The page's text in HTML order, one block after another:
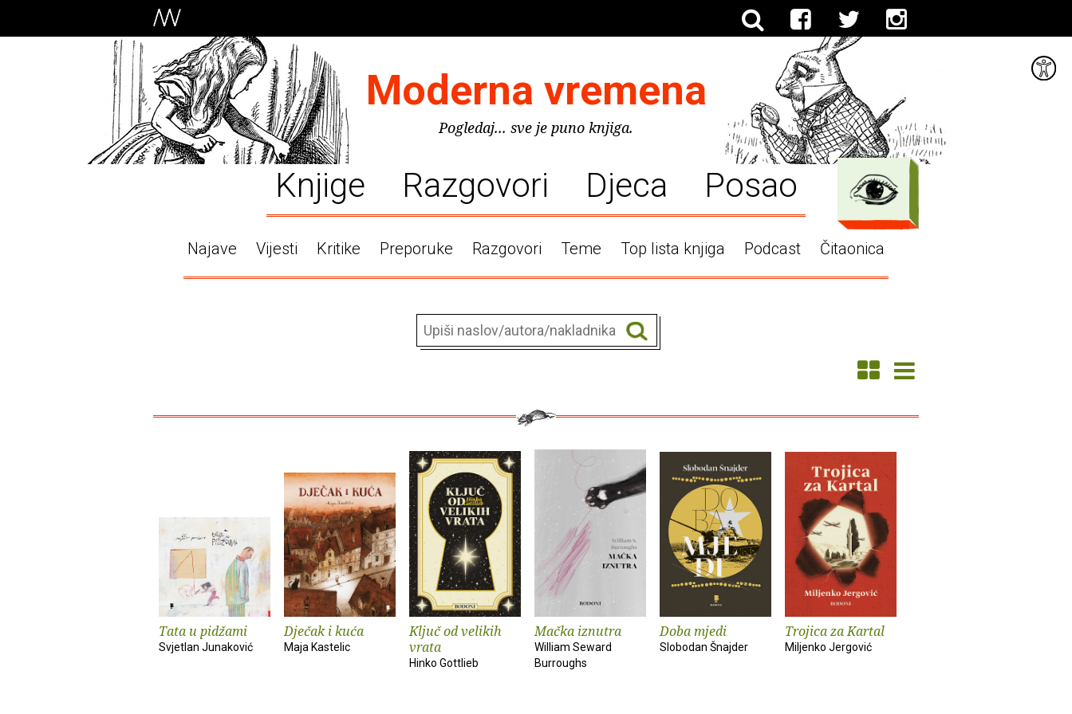
Moderna vremena
Pogledaj... sve je puno knjiga.
Knjige Razgovori Djeca Posao
Najave Vijesti Kritike Preporuke Razgovori Teme Top lista knjiga Podcast Čitaonica
Tata u pidžami
Svjetlan Junaković
Dječak i kuća
Maja Kastelic
Ključ od velikih
vrata
Hinko Gottlieb
Mačka iznutra
William Seward
Burroughs
Doba mjedi
Slobodan Šnajder
Trojica za Kartal
Miljenko Jergović